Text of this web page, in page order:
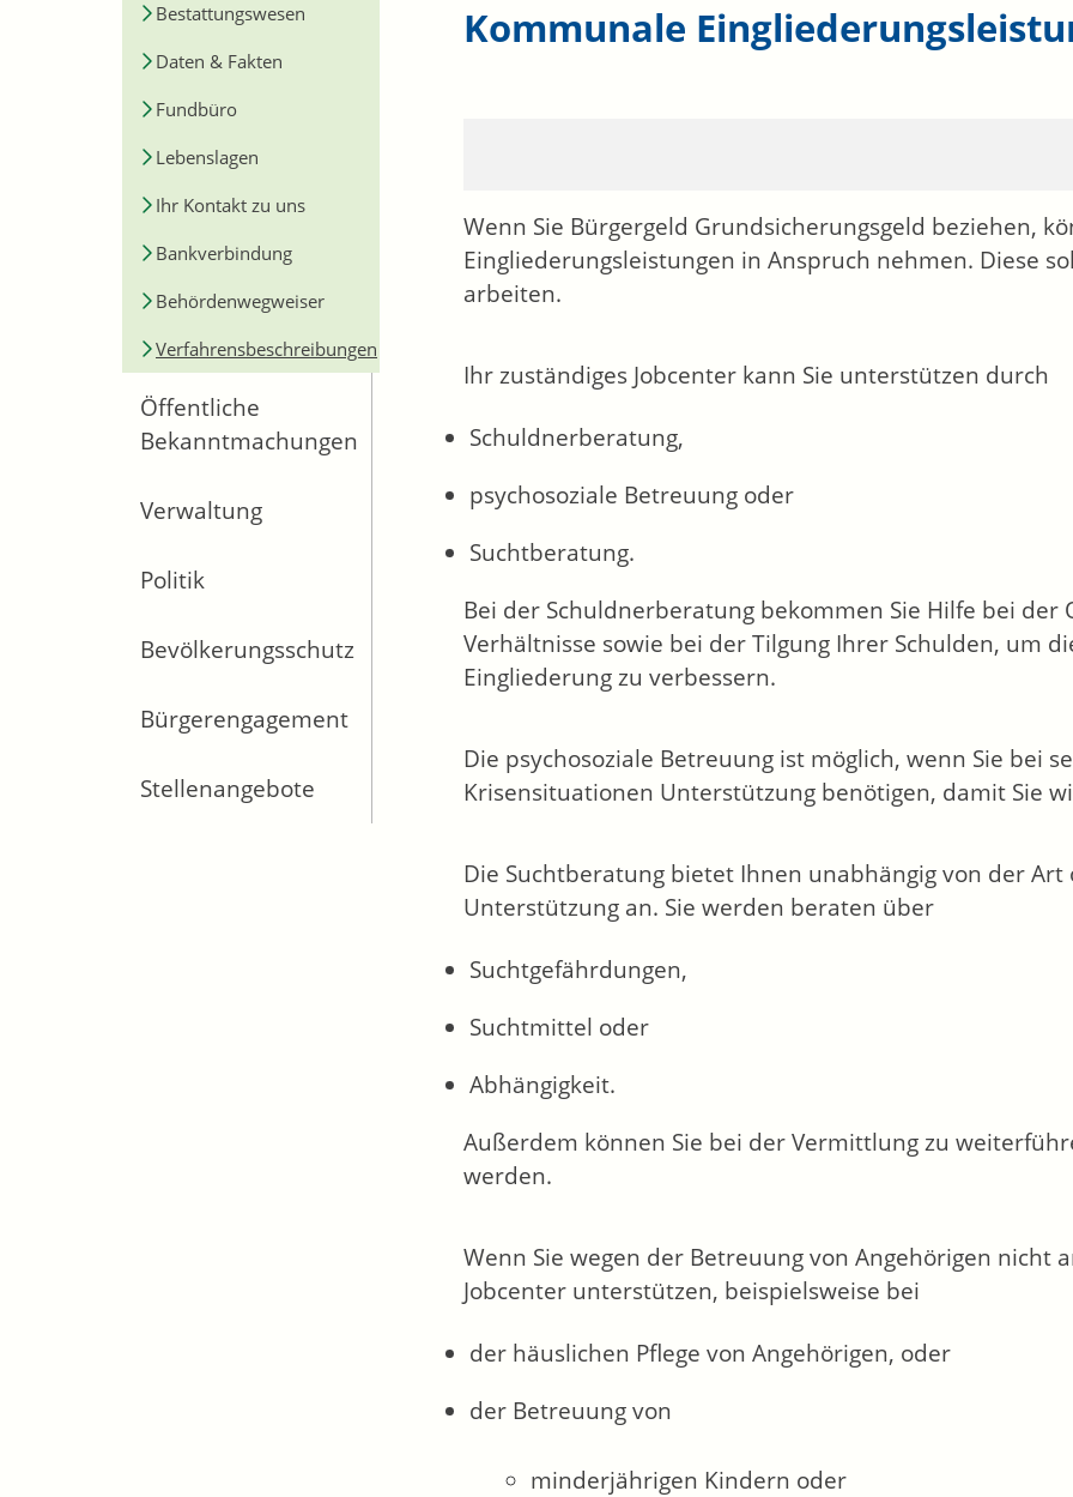
Bestattungswesen
Daten & Fakten
Fundbüro
Lebenslagen
Ihr Kontakt zu uns
Bankverbindung
Behördenwegweiser
Verfahrensbeschreibungen
Öffentliche
Bekanntmachungen
Verwaltung
Politik
Bevölkerungsschutz
Bürgerengagement
Stellenangebote
Kommunale
Wenn Sie Bürgergeld Grundsicherungsgeld beziehen,
Eingliederungsleistungen in Anspruch nehmen. Diese
arbeiten.
Ihr zuständiges Jobcenter kann Sie unterstützen durch
Schuldnerberatung,
psychosoziale Betreuung oder
Suchtberatung.
Bei der Schuldnerberatung bekommen Sie Hilfe bei
Verhältnisse sowie bei der Tilgung Ihrer Schulden, um
Eingliederung zu verbessern.
Die psychosoziale Betreuung ist möglich, wenn Sie bei
Krisensituationen Unterstützung benötigen, damit Sie
Die Suchtberatung bietet Ihnen unabhängig von der Art
Unterstützung an. Sie werden beraten über
Suchtgefährdungen,
Suchtmittel oder
Abhängigkeit.
Außerdem können Sie bei der Vermittlung zu
werden.
Wenn Sie wegen der Betreuung von Angehörigen nicht
Jobcenter unterstützen, beispielsweise bei
der häuslichen Pflege von Angehörigen, oder
der Betreuung von
minderjährigen Kindern oder